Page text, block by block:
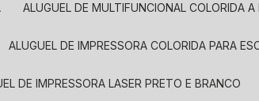
ALUGUEL DE MULTIFUNCIONAL COLORIDA A
ALUGUEL DE IMPRESSORA COLORIDA PARA
DE IMPRESSORA LASER PRETO E BRANCO